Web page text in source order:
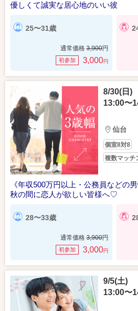
優しくて誠実な居心地のいい彼
25〜31歳
通常価格 3,900円
初参加 3,000円
8/30(日)
13:00〜
仙台
個室8対8
複数マッチ
《年収500万円以上・公務員などの男
秋の間に恋人が欲しい皆様へ♡
28〜33歳
通常価格 3,900円
初参加 3,000円
9/5(土)
13:00〜